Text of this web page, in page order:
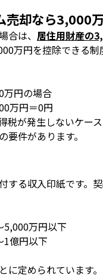
却なら3,000
合は、 居住用財産の
万円を控除できる制
万円の場合
万円＝0円
税が発生しないケース
件があります。
する収入印紙です。
5,000万円以下
1億円以下
に定められています。